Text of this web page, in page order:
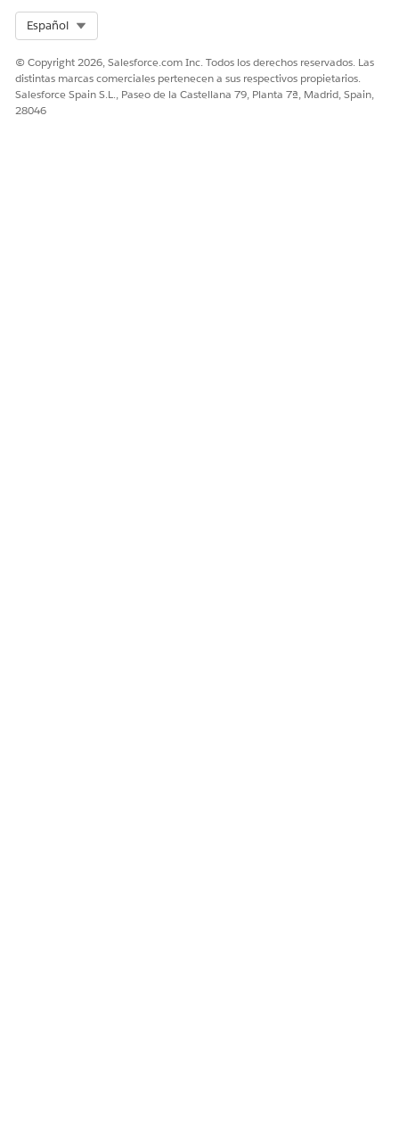
Español
© Copyright 2026, Salesforce.com Inc. Todos los derechos reservados. Las
distintas marcas comerciales pertenecen a sus respectivos propietarios.
Salesforce Spain S.L., Paseo de la Castellana 79, Planta 7ª, Madrid, Spain,
28046